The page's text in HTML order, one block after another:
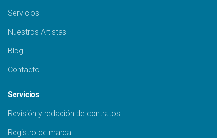
Servicios
Nuestros Artistas
Blog
Contacto
Servicios
Revisión y redación de contratos
Registro de marca